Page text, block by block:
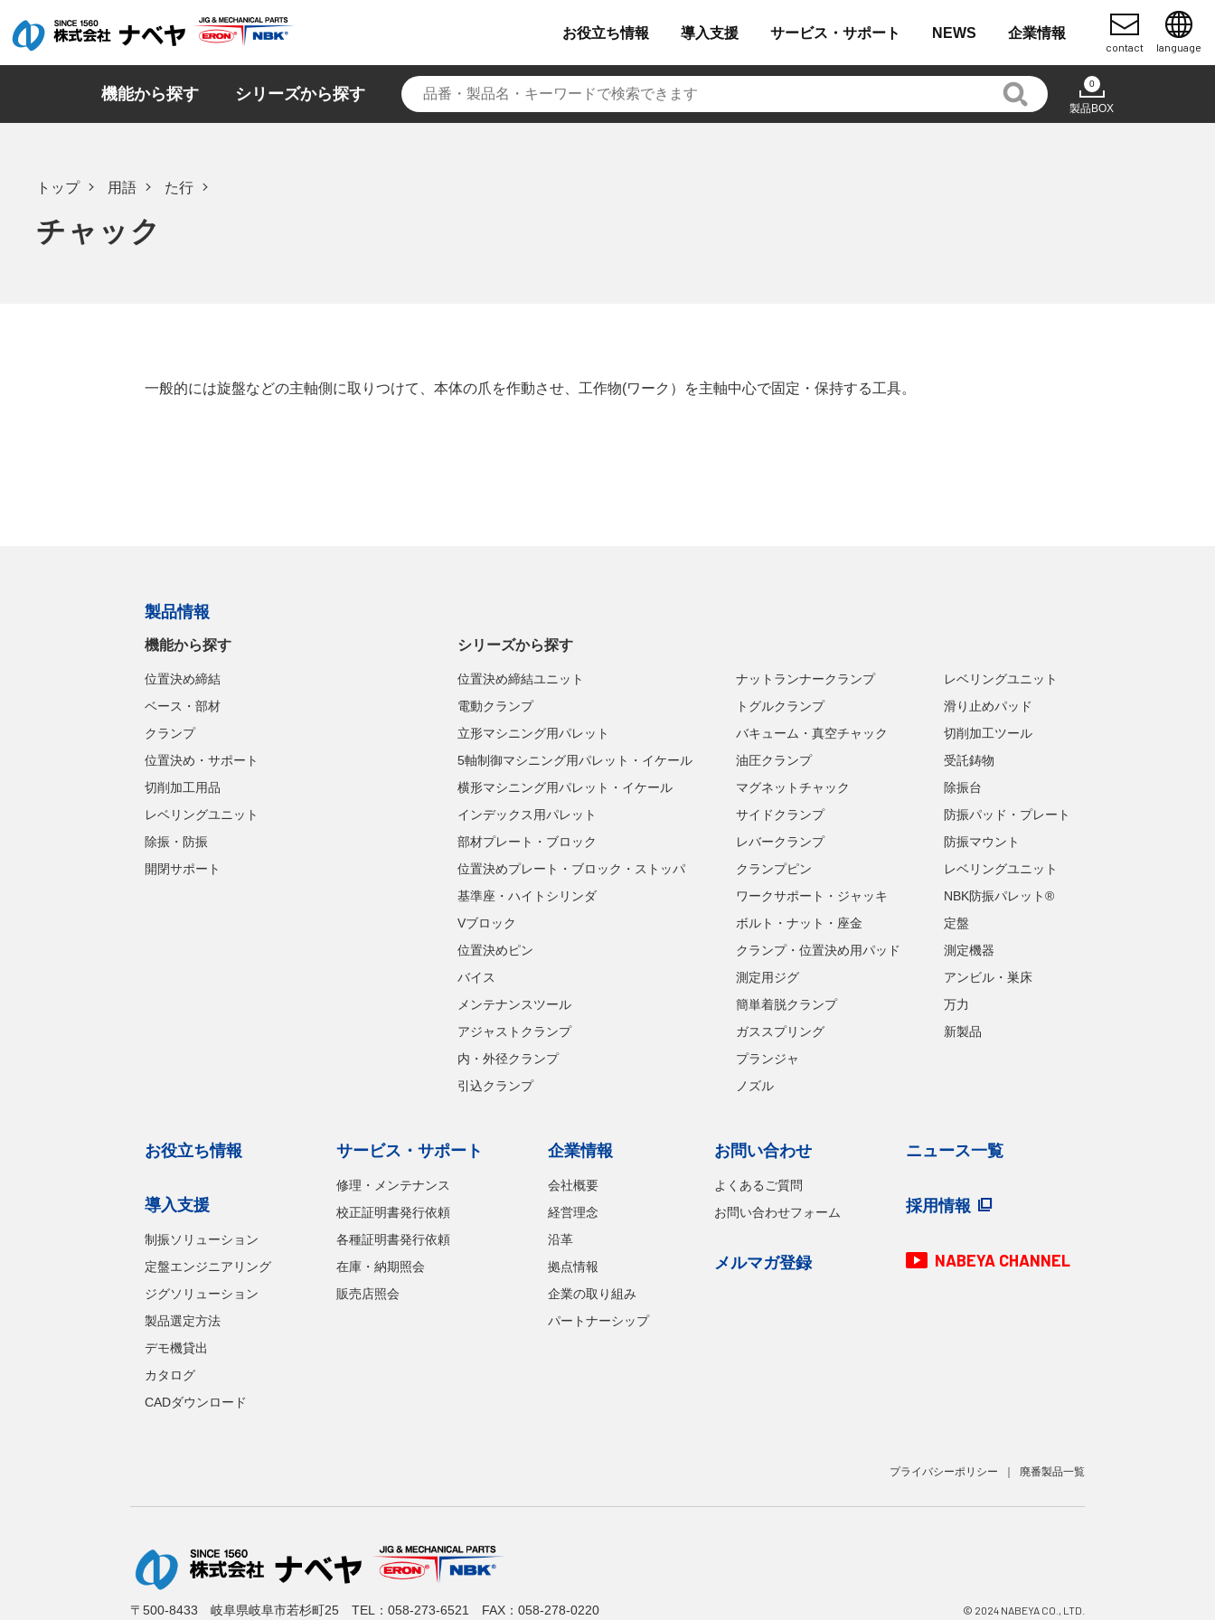
お役立ち情報 導入支援 サービス・ サポート NEWS 企業情報
contact language
機能から探す シリーズから探す
0
製品BOX
トップ 用語 た行
チャック
一般的には旋盤などの主軸側に取りつけて、本体の爪を作動させ、工作物(ワーク）を主軸中心で固定・保持する工具。
製品情報
機能から探す
位置決め締結
ベース・部材
クランプ
位置決め・サポート
切削加工用品
レベリングユニット
除振・防振
開閉サポート
シリーズから探す
位置決め締結ユニット
電動クランプ
立形マシニング用パレット
5軸制御マシニング用パレット・イケール
横形マシニング用パレット・イケール
インデックス用パレット
部材プレート・ブロック
位置決めプレート・ブロック・ストッパ
基準座・ハイトシリンダ
Vブロック
位置決めピン
バイス
メンテナンスツール
アジャストクランプ
内・外径クランプ
引込クランプ
ナットランナークランプ
トグルクランプ
バキューム・真空チャック
油圧クランプ
マグネットチャック
サイドクランプ
レバークランプ
クランプピン
ワークサポート・ジャッキ
ボルト・ナット・座金
クランプ・位置決め用パッド
測定用ジグ
簡単着脱クランプ
ガススプリング
プランジャ
ノズル
レベリングユニット
滑り止めパッド
切削加工ツール
受託鋳物
除振台
防振パッド・プレート
防振マウント
レベリングユニット
NBK防振パレット®
定盤
測定機器
アンビル・巣床
万力
新製品
お役立ち情報
導入支援
制振ソリューション
定盤エンジニアリング
ジグソリューション
製品選定方法
デモ機貸出
カタログ
CADダウンロード
サービス・サポート
修理・メンテナンス
校正証明書発行依頼
各種証明書発行依頼
在庫・納期照会
販売店照会
企業情報
会社概要
経営理念
沿革
拠点情報
企業の取り組み
パートナーシップ
お問い合わせ
よくあるご質問
お問い合わせフォーム
メルマガ登録
ニュース一覧
採用情報
NABEYA CHANNEL
プライバシーポリシー 廃番製品一覧
〒500-8433 岐阜県岐阜市若杉町25 TEL： 058-273-6521 FAX：058-278-0220 © 2024 NABEYA CO., LTD.